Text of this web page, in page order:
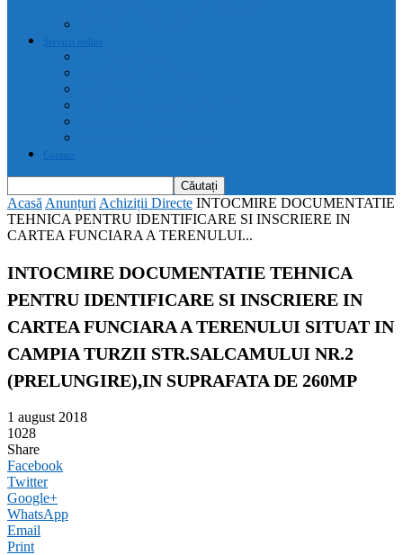
Servicii online
Contact
AcasăAnunțuriAchiziții Directe INTOCMIRE DOCUMENTATIE
TEHNICA PENTRU IDENTIFICARE SI INSCRIERE IN
CARTEA FUNCIARA A TERENULUI...
INTOCMIRE DOCUMENTATIE TEHNICA
PENTRU IDENTIFICARE SI INSCRIERE IN
CARTEA FUNCIARA A TERENULUI SITUAT IN
CAMPIA TURZII STR.SALCAMULUI NR.2
(PRELUNGIRE),IN SUPRAFATA DE 260MP
1 august 2018
1028
Share
Facebook
Twitter
Google+
WhatsApp
Email
Print